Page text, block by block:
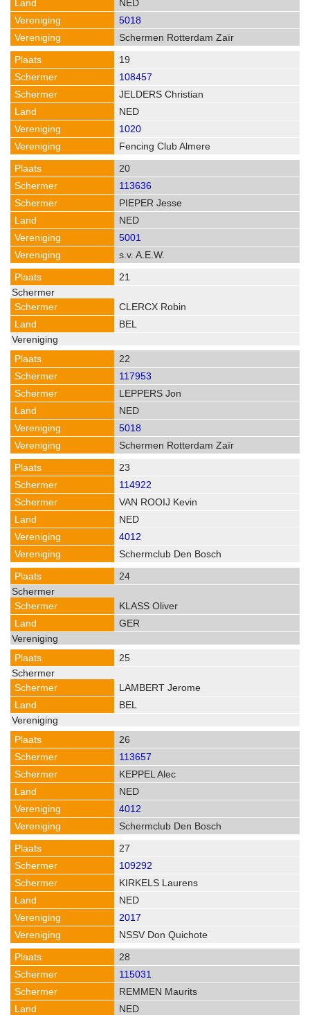
NED
5018
Schermen Rotterdam Zaïr
19
108457
JELDERS Christian
NED
1020
Fencing Club Almere
20
113636
PIEPER Jesse
NED
5001
s.v. A.E.W.
21
CLERCX Robin
BEL
22
117953
LEPPERS Jon
NED
5018
Schermen Rotterdam Zaïr
23
114922
VAN ROOIJ Kevin
NED
4012
Schermclub Den Bosch
24
KLASS Oliver
GER
25
LAMBERT Jerome
BEL
26
113657
KEPPEL Alec
NED
4012
Schermclub Den Bosch
27
109292
KIRKELS Laurens
NED
2017
NSSV Don Quichote
28
115031
REMMEN Maurits
NED